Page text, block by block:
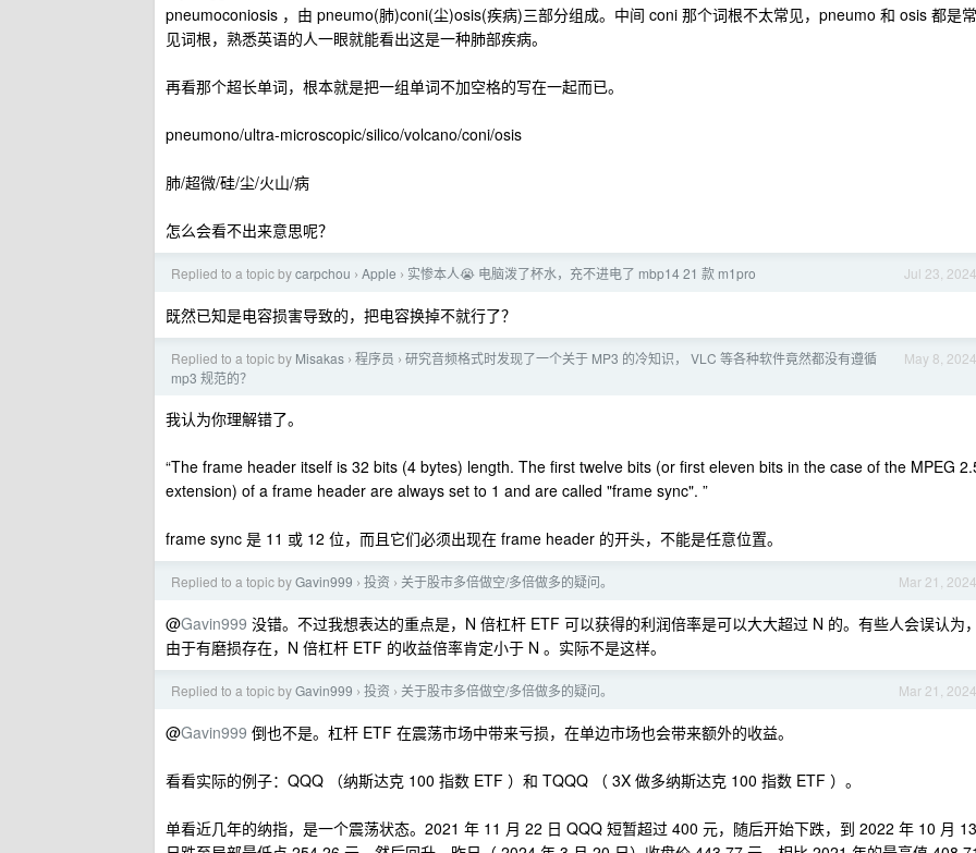
pneumoconiosis ，由 pneumo(肺)coni(尘)osis(疾病)三部分组成。中间 coni 那个词根不太常见，pneumo 和 osis 都是常
见词根，熟悉英语的人一眼就能看出这是一种肺部疾病。
再看那个超长单词，根本就是把一组单词不加空格的写在一起而已。
pneumono/ultra-microscopic/silico/volcano/coni/osis
肺/超微/硅/尘/火山/病
怎么会看不出来意思呢？
Jul 23, 2024
Replied to a topic bycarpchou › Apple › 实惨本人😭 电脑泼了杯水，充不进电了 mbp14 21 款 m1pro
既然已知是电容损害导致的，把电容换掉不就行了？
May 8, 2024
Replied to a topic by Misakas › 程序员 › 研究音频格式时发现了一个关于 MP3 的冷知识， VLC 等各种软件竟然都没有遵循
mp3 规范的？
我认为你理解错了。
“The frame header itself is 32 bits (4 bytes) length. The first twelve bits (or first eleven bits in the case of the MPEG
extension) of a frame header are always set to 1 and are called "frame sync". ”
frame sync 是 11 或 12 位，而且它们必须出现在 frame header 的开头，不能是任意位置。
Mar 21, 2024
Replied to a topic byGavin999 › 投资 › 关于股市多倍做空/多倍做多的疑问。
@Gavin999 没错。不过我想表达的重点是，N 倍杠杆 ETF 可以获得的利润倍率是可以大大超过 N 的。有些人会误认为，
由于有磨损存在，N 倍杠杆 ETF 的收益倍率肯定小于 N 。实际不是这样。
Mar 21, 2024
Replied to a topic byGavin999 › 投资 › 关于股市多倍做空/多倍做多的疑问。
@Gavin999 倒也不是。杠杆 ETF 在震荡市场中带来亏损，在单边市场也会带来额外的收益。
看看实际的例子：QQQ （纳斯达克 100 指数 ETF ）和 TQQQ （ 3X 做多纳斯达克 100 指数 ETF ）。
单看近几年的纳指，是一个震荡状态。2021 年 11 月 22 日 QQQ 短暂超过 400 元，随后开始下跌，到 2022 年 10 月 13